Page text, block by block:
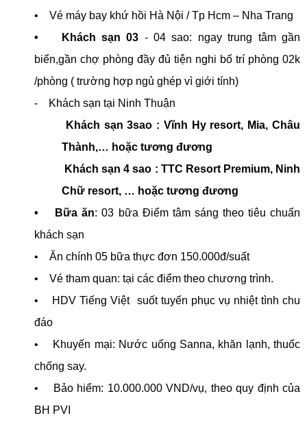
• Vé máy bay khứ hồi Hà Nội / Tp Hcm – Nha Trang
• Khách sạn 03 - 04 sao: ngay trung tâm gần
biển,gần chợ phòng đầy đủ tiện nghi bố trí phòng 02k
/phòng ( trường hợp ngủ ghép vì giới tính)
- Khách sạn tại Ninh Thuận
Khách sạn 3sao : Vĩnh Hy resort, Mia, Châu
Thành,… hoặc tương đương
Khách sạn 4 sao : TTC Resort Premium, Ninh
Chữ resort, … hoặc tương đương
• Bữa ăn: 03 bữa Điểm tâm sáng theo tiêu chuẩn
khách sạn
• Ăn chính 05 bữa thực đơn 150.000đ/suất
• Vé tham quan: tại các điểm theo chương trình.
• HDV Tiếng Việt suốt tuyến phục vụ nhiệt tình chu
đáo
• Khuyến mại: Nước uống Sanna, khăn lạnh, thuốc
chống say.
• Bảo hiểm: 10.000.000 VND/vụ, theo quy định của
BH PVI